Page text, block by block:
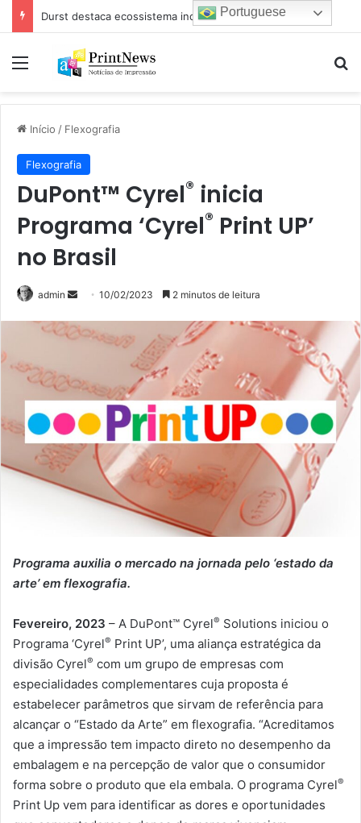
Durst destaca ecossistema industrial para impressão e estamparia digital na Febratex 2026
Menu
Início / Flexografia
Flexografia
DuPont™ Cyrel® inicia
Programa ‘Cyrel® Print UP’
no Brasil
admin
Mande
e-
10/02/2023 2 minutos de leitura
Programa auxilia o mercado na jornada pelo ‘estado da
arte’ em flexografia.
Fevereiro, 2023 – A DuPont™ Cyrel® Solutions iniciou o
Programa ‘Cyrel® Print UP’, uma aliança estratégica da
divisão Cyrel® com um grupo de empresas com
especialidades complementares cuja proposta é
estabelecer parâmetros que sirvam de referência para
alcançar o “Estado da Arte” em flexografia. “Acreditamos
que a impressão tem impacto direto no desempenho da
embalagem e na percepção de valor que o consumidor
forma sobre o produto que ela embala. O programa Cyrel®
Print Up vem para identificar as dores e oportunidades
Portuguese